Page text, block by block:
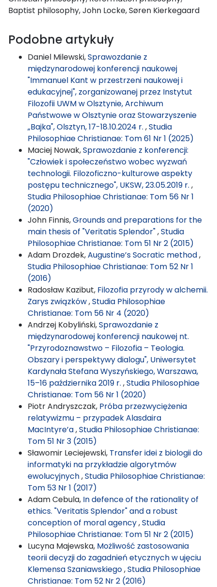
Baptist philosophy, John Locke, Søren Kierkegaard
Podobne artykuły
Daniel Milewski,Sprawozdanie z
międzynarodowej konferencji naukowej
"Immanuel Kant w przestrzeni naukowej i
edukacyjnej", zorganizowanej przez Instytut
Filozofii UWM w Olsztynie, Archiwum
Państwowe w Olsztynie oraz Stowarzyszenie
„Bajka", Olsztyn, 17-18.10.2024 r. ,Studia
Philosophiae Christianae: Tom 61 Nr 1 (2025)
Maciej Nowak,Sprawozdanie z konferencji:
"Człowiek i społeczeństwo wobec wyzwań
technologii. Filozoficzno-kulturowe aspekty
postępu technicznego", UKSW, 23.05.2019 r. ,
Studia Philosophiae Christianae: Tom 56 Nr 1
(2020)
John Finnis,Grounds and preparations for the
main thesis of "Veritatis Splendor",Studia
Philosophiae Christianae: Tom 51 Nr 2 (2015)
Adam Drozdek,Augustine’s Socratic method,
Studia Philosophiae Christianae: Tom 52 Nr 1
(2016)
Radosław Kazibut, Filozofia przyrody w alchemii.
Zarys związków,Studia Philosophiae
Christianae: Tom 56 Nr 4 (2020)
Andrzej Kobyliński,Sprawozdanie z
międzynarodowej konferencji naukowej nt.
"Przyrodoznawstwo – Filozofia – Teologia.
Obszary i perspektywy dialogu", Uniwersytet
Kardynała Stefana Wyszyńskiego, Warszawa,
15–16 października 2019 r. ,Studia Philosophiae
Christianae: Tom 56 Nr 1 (2020)
Piotr Andryszczak, Próba przezwyciężenia
relatywizmu – przypadek Alasdaira
MacIntyre’a,Studia Philosophiae Christianae:
Tom 51 Nr 3 (2015)
Sławomir Leciejewski, Transfer idei z biologii do
informatyki na przykładzie algorytmów
ewolucyjnych,Studia Philosophiae Christianae:
Tom 53 Nr 1 (2017)
Adam Cebula, In defence of the rationality of
ethics. "Veritatis Splendor" and a robust
conception of moral agency,Studia
Philosophiae Christianae: Tom 51 Nr 2 (2015)
Lucyna Majewska, Możliwość zastosowania
teorii decyzji do zagadnień etycznych w ujęciu
Klemensa Szaniawskiego,Studia Philosophiae
Christianae: Tom 52 Nr 2 (2016)